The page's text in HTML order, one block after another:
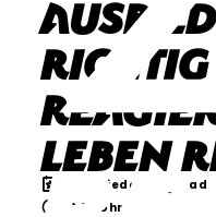
Richtig
Leben
Verschiedenes Bad
08:30 Uhr